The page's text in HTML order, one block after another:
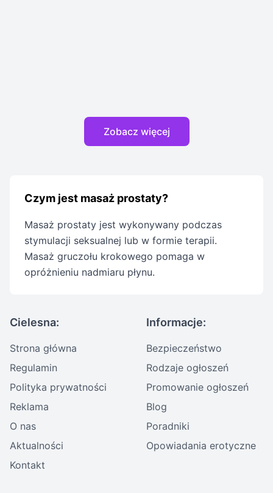
Zobacz więcej
Czym jest masaż prostaty?
Masaż prostaty jest wykonywany podczas
stymulacji seksualnej lub w formie terapii.
Masaż gruczołu krokowego pomaga w
opróżnieniu nadmiaru płynu.
Cielesna:
Strona główna
Regulamin
Polityka prywatności
Reklama
O nas
Aktualności
Kontakt
Informacje:
Bezpieczeństwo
Rodzaje ogłoszeń
Promowanie ogłoszeń
Blog
Poradniki
Opowiadania erotyczne